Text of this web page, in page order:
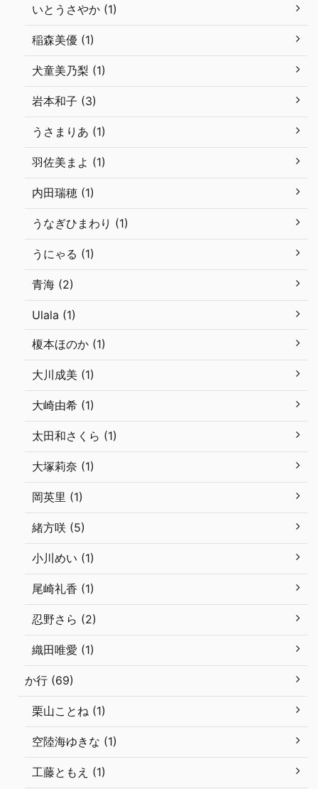
いとうさやか (1)
稲森美優 (1)
犬童美乃梨 (1)
岩本和子 (3)
うさまりあ (1)
羽佐美まよ (1)
内田瑞穂 (1)
うなぎひまわり (1)
うにゃる (1)
青海 (2)
Ulala (1)
榎本ほのか (1)
大川成美 (1)
大崎由希 (1)
太田和さくら (1)
大塚莉奈 (1)
岡英里 (1)
緒方咲 (5)
小川めい (1)
尾崎礼香 (1)
忍野さら (2)
織田唯愛 (1)
か行 (69)
栗山ことね (1)
空陸海ゆきな (1)
工藤ともえ (1)